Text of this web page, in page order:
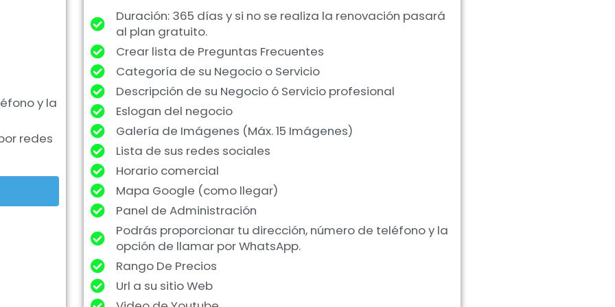
y la
redes
Duración: 365 días y si no se realiza la renovación pasará
al plan gratuito.
Crear lista de Preguntas Frecuentes
Categoría de su Negocio o Servicio
Descripción de su Negocio ó Servicio profesional
Eslogan del negocio
Galería de Imágenes (Máx. 15 Imágenes)
Lista de sus redes sociales
Horario comercial
Mapa Google (como llegar)
Panel de Administración
Podrás proporcionar tu dirección, número de teléfono y la
opción de llamar por WhatsApp.
Rango De Precios
Url a su sitio Web